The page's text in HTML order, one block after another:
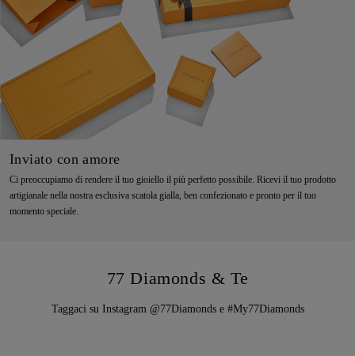
Inviato con amore
Ci preoccupiamo di rendere il tuo gioiello il più perfetto possibile. Ricevi il tuo prodotto
artigianale nella nostra esclusiva scatola gialla, ben confezionato e pronto per il tuo
momento speciale.
77 Diamonds & Te
Taggaci su Instagram @77Diamonds e #My77Diamonds